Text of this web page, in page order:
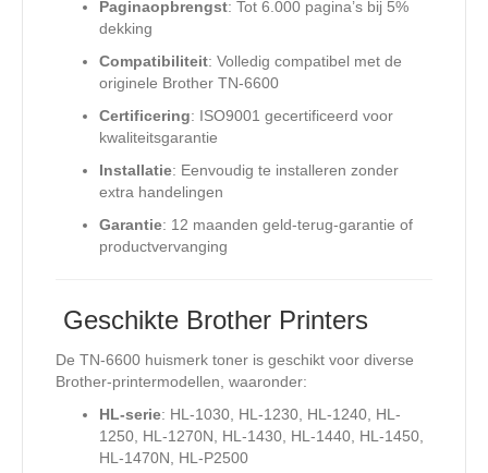
Paginaopbrengst: Tot 6.000 pagina’s bij 5%
dekking
Compatibiliteit: Volledig compatibel met de
originele Brother TN-6600
Certificering: ISO9001 gecertificeerd voor
kwaliteitsgarantie
Installatie: Eenvoudig te installeren zonder
extra handelingen
Garantie: 12 maanden geld-terug-garantie of
productvervanging
️ Geschikte Brother Printers
De TN-6600 huismerk toner is geschikt voor diverse
Brother-printermodellen, waaronder:
HL-serie: HL-1030, HL-1230, HL-1240, HL-
1250, HL-1270N, HL-1430, HL-1440, HL-1450,
HL-1470N, HL-P2500